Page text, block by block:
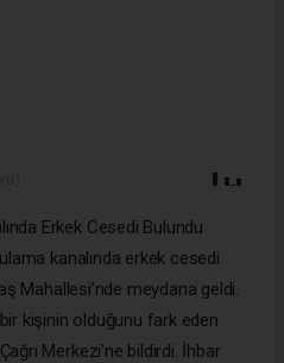
Erkek Cesedi Bulundu
kanalında erkek cesedi
Mahallesi’nde meydana geldi.
kişinin olduğunu fark eden
Merkezi’ne bildirdi. İhbar